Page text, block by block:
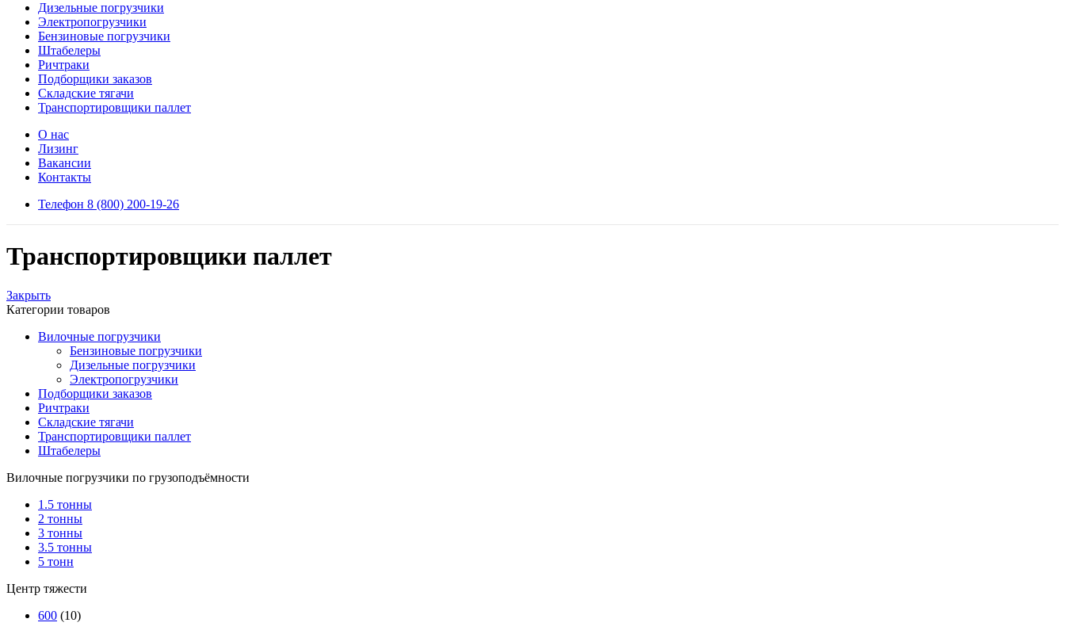
Дизельные погрузчики
Электропогрузчики
Бензиновые погрузчики
Штабелеры
Ричтраки
Подборщики заказов
Складские тягачи
Транспортировщики паллет
О нас
Лизинг
Вакансии
Контакты
Телефон 8 (800) 200-19-26
Транспортировщики паллет
Закрыть
Категории товаров
Вилочные погрузчики
Бензиновые погрузчики
Дизельные погрузчики
Электропогрузчики
Подборщики заказов
Ричтраки
Складские тягачи
Транспортировщики паллет
Штабелеры
Вилочные погрузчики по грузоподъёмности
1.5 тонны
2 тонны
3 тонны
3.5 тонны
5 тонн
Центр тяжести
600 (10)